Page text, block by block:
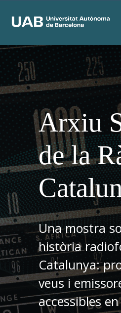
Arxiu
de la
Una mostra
història
Catalunya:
veus i
accessibles